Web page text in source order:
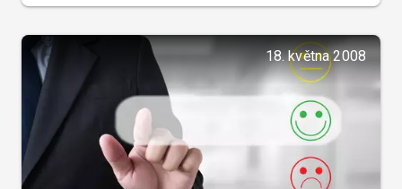
18. května 2008